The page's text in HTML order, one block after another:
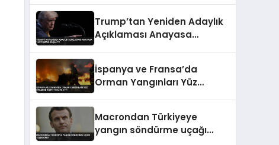
Trump’tan Yeniden Adaylık
Açıklaması Anayasa
İspanya ve Fransa’da
Orman Yangınları Yüz
Macrondan Türkiyeye
yangın söndürme uçağı